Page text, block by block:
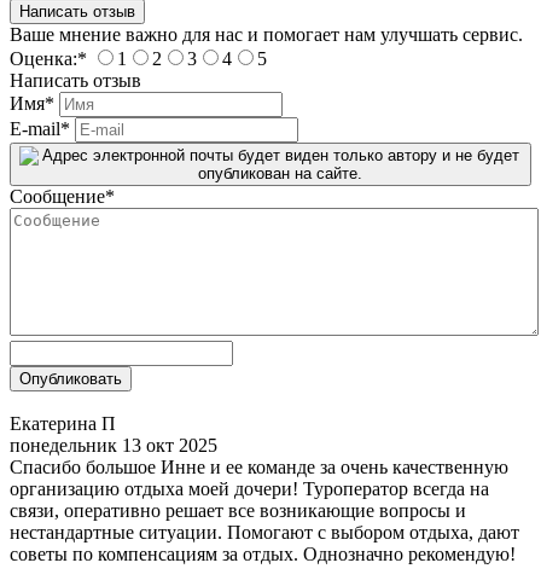
Ваше мнение важно для нас и помогает нам улучшать сервис.
Оценка:* 1 2 3 4
5
Написать отзыв
Имя*
E-mail*
Сообщение*
Екатерина П
понедельник 13 окт 2025
Спасибо большое Инне и ее команде за очень качественную
организацию отдыха моей дочери! Туроператор всегда на
связи, оперативно решает все возникающие вопросы и
нестандартные ситуации. Помогают с выбором отдыха, дают
советы по компенсациям за отдых. Однозначно рекомендую!